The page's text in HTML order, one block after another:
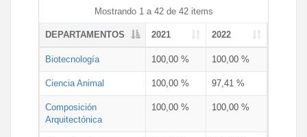
Mostrando 1 a 42 de 42 items
DEPARTAMENTOS 2021 2022
Biotecnología 100,00 % 100,00 %
Ciencia Animal 100,00 % 97,41 %
Composición
Arquitectónica
100,00 % 100,00 %